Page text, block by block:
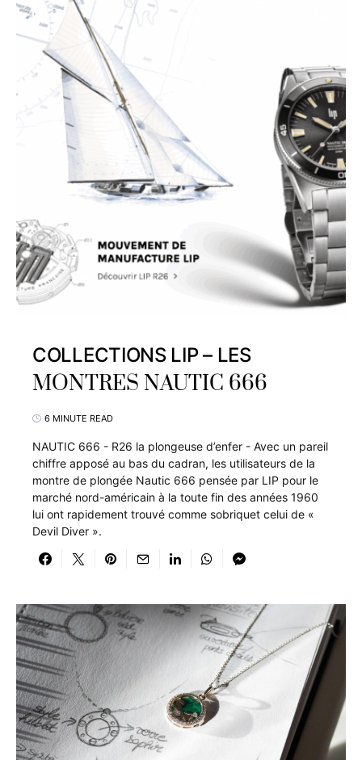
COLLECTIONS LIP – LES
MONTRES NAUTIC 666
6 MINUTE READ
NAUTIC 666 - R26 la plongeuse d’enfer - Avec un pareil
chiffre apposé au bas du cadran, les utilisateurs de la
montre de plongée Nautic 666 pensée par LIP pour le
marché nord-américain à la toute fin des années 1960
lui ont rapidement trouvé comme sobriquet celui de «
Devil Diver ».